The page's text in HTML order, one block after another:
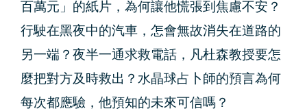
百萬元」的紙片，為何讓他慌張到焦慮不安？
行駛在黑夜中的汽車，怎會無故消失在道路的
另一端？夜半一通求救電話，凡杜森教授要怎
麼把對方及時救出？水晶球占卜師的預言為何
每次都應驗，他預知的未來可信嗎？